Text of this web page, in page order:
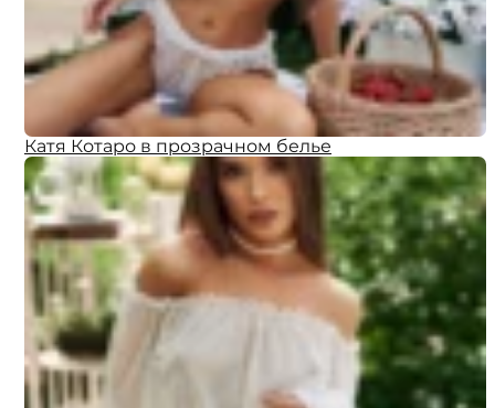
Катя Котаро в прозрачном белье